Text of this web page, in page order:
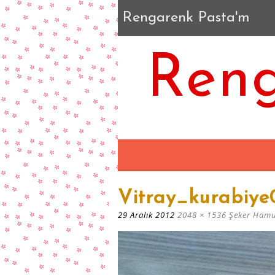
Rengarenk Pasta'm
29 Aralık 2012 2048 × 1536 Şeker